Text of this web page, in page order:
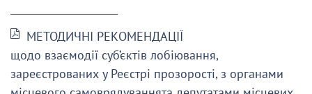
МЕТОДИЧНІ РЕКОМЕНДАЦІЇ
щодо взаємодії суб’єктів лобіювання,
зареєстрованих у Реєстрі прозорості, з органами